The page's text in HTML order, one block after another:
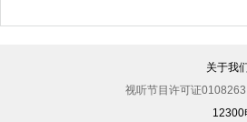
关于我
视听节目许可证0108263
12300